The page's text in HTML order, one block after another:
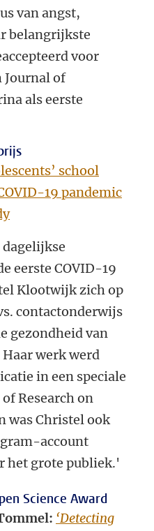
van angst,
belangrijkste
voor
of
als eerste
school
19 pandemic
eerste COVID-19
Klootwijk zich op
contactonderwijs
gezondheid van
werk werd
in een speciale
Research on
was Christel ook
account
het grote publiek.'
Science Award
‘Detecting